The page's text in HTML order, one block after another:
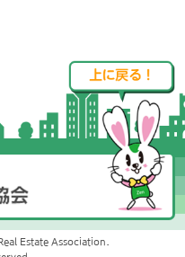
Estate Association.